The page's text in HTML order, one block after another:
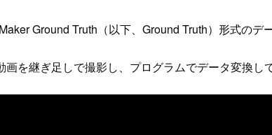
Ground Truth（以下、Ground Truth）形式のデ
を継ぎ足しで撮影し、プログラムでデータ変換し